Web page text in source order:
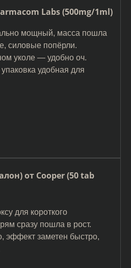
Labs (500mg/1ml)
мощный, масса пошла
силовые попёрли.
уколе — удобно оч.
удобная для
от Cooper (50 tab
для короткого
сразу пошла в рост.
эффект заметен быстро,